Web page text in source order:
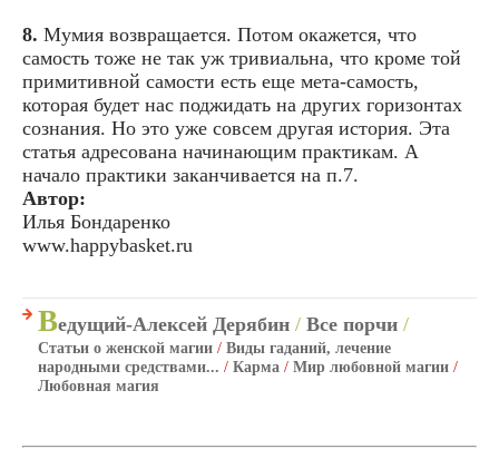
8. Мумия возвращается. Потом окажется, что
самость тоже не так уж тривиальна, что кроме той
примитивной самости есть еще мета-самость,
которая будет нас поджидать на других горизонтах
сознания. Но это уже совсем другая история. Эта
статья адресована начинающим практикам. А
начало практики заканчивается на п.7.
Автор:
Илья Бондаренко
www.happybasket.ru
Ведущий-Алексей Дерябин / Все порчи /
Статьи о женской магии / Виды гаданий, лечение
народными средствами... / Карма / Мир любовной магии /
Любовная магия